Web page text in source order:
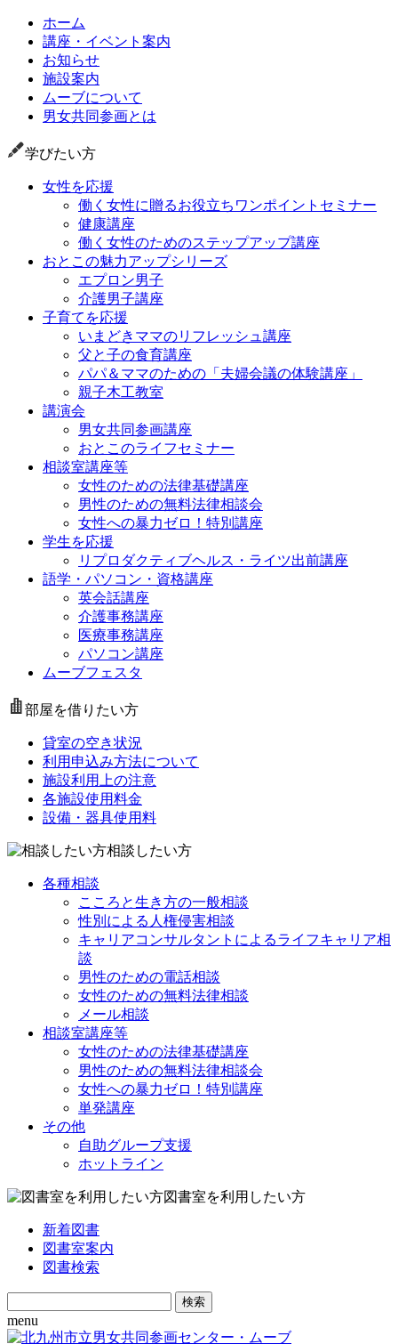
ホーム
講座・イベント案内
お知らせ
施設案内
ムーブについて
男女共同参画とは
学びたい方
女性を応援
働く女性に贈るお役立ちワンポイントセミナー
健康講座
働く女性のためのステップアップ講座
おとこの魅力アップシリーズ
エプロン男子
介護男子講座
子育てを応援
いまどきママのリフレッシュ講座
父と子の食育講座
パパ＆ママのための「夫婦会議の体験講座」
親子木工教室
講演会
男女共同参画講座
おとこのライフセミナー
相談室講座等
女性のための法律基礎講座
男性のための無料法律相談会
女性への暴力ゼロ！特別講座
学生を応援
リプロダクティブヘルス・ライツ出前講座
語学・パソコン・資格講座
英会話講座
介護事務講座
医療事務講座
パソコン講座
ムーブフェスタ
部屋を借りたい方
貸室の空き状況
利用申込み方法について
施設利用上の注意
各施設使用料金
設備・器具使用料
相談したい方
各種相談
こころと生き方の一般相談
性別による人権侵害相談
キャリアコンサルタントによるライフキャリア相
談
男性のための電話相談
女性のための無料法律相談
メール相談
相談室講座等
女性のための法律基礎講座
男性のための無料法律相談会
女性への暴力ゼロ！特別講座
単発講座
その他
自助グループ支援
ホットライン
図書室を利用したい方
新着図書
図書室案内
図書検索
Search
for:
menu